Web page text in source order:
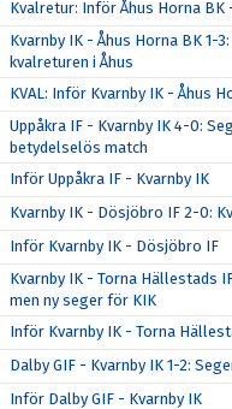
Kvalretur: Inför Åhus Horna BK
Kvarnby IK - Åhus Horna BK 1-
kvalreturen i Åhus
KVAL: Inför Kvarnby IK - Åhus
Uppåkra IF - Kvarnby IK 4-0:
betydelselös match
Inför Uppåkra IF - Kvarnby IK
Kvarnby IK - Dösjöbro IF 2-0:
Inför Kvarnby IK - Dösjöbro IF
Kvarnby IK - Torna Hällestads
men ny seger för KIK
Inför Kvarnby IK - Torna
Dalby GIF - Kvarnby IK 1-2:
Inför Dalby GIF - Kvarnby IK